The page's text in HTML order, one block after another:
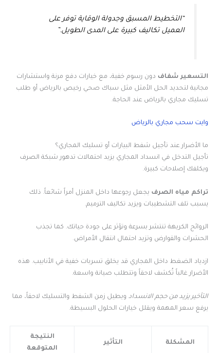
“التخطيط المسبق وجدولة الوقاية توفر على
العميل تكاليف كبيرة على المدى الطويل.”
التسعير شفاف دون رسوم خفية، مع خيارات دفع مرنة واستشارات
مجانية لتحديد الحل الأمثل مثل سباك صحي رخيص بالرياض أو طلب
تسليك مجاري بالرياض عند الحاجة.
وايت سحب مجاري بالرياض
ما الأضرار عند تأجيل شفط البيارات أو تسليك المجاري؟
تأجيل التدخل في انسداد المجاري يزيد احتمالات تدهور شبكة الصرف
ويكلفك إصلاحات كبيرة.
تراكم مياه الصرف يجعل رجوعها داخل المنزل أمراً شائعاً. ذلك
يسبب تلف التشطيبات ويزيد تكاليف الترميم.
الروائح الكريهة تنتشر بسرعة وتؤثر على جودة حياتك. كما تجذب
الحشرات والقوارض وتزيد احتمال انتقال الأمراض.
ازدياد الضغط داخل المجاري قد يخلق تسربات خفية في الأنابيب. هذه
الأضرار غالباً تُكشف لاحقاً وتتطلب صيانة واسعة.
التأخير يزيد من حجم الانسداد ويطيل زمن الشفط والتسليك لاحقاً، مما
يرفع سعر المهمة ويقلل خيارات الحلول البسيطة.
المشكلة التأثير
النتيجة
المتوقعة